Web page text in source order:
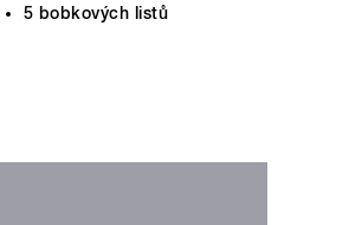
5 bobkových listů